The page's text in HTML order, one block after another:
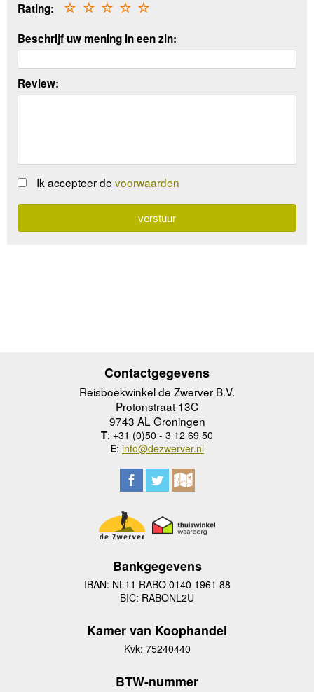
Rating: ☆
☆
☆
☆
☆
Beschrijf uw mening in een zin:
Review:
Ik accepteer de voorwaarden
Contactgegevens
Reisboekwinkel de Zwerver B.V.
Protonstraat 13C
9743 AL Groningen
T: +31 (0)50 - 3 12 69 50
E: info@dezwerver.nl
Bankgegevens
IBAN: NL11 RABO 0140 1961 88
BIC: RABONL2U
Kamer van Koophandel
Kvk: 75240440
BTW-nummer